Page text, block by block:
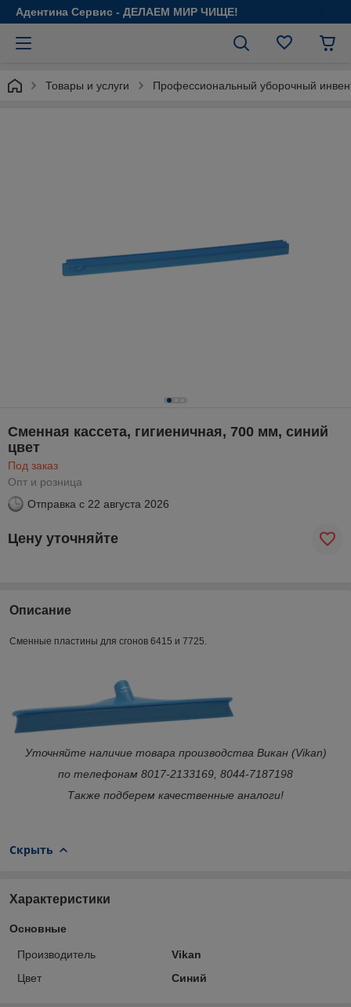
Адентина Сервис - ДЕЛАЕМ МИР ЧИЩЕ!
Товары и услуги Профессиональный уборочный
Сменная кассета, гигиеничная, 700 мм, синий
цвет
Под заказ
Опт и розница
Отправка с 22 августа 2026
Цену уточняйте
Описание
Сменные пластины для сгонов 6415 и 7725.
Уточняйте наличие товара производства Викан (Vikan)
по телефонам 8017-2133169, 8044-7187198
Также подберем качественные аналоги!
Скрыть
Характеристики
Основные
Производитель
Vikan
Цвет
Синий